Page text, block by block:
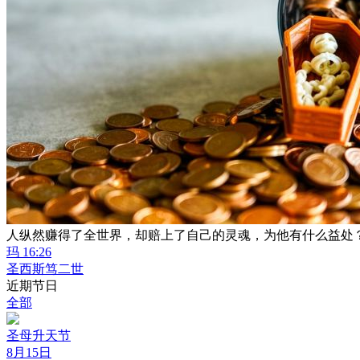
人纵然赚得了全世界，却赔上了自己的灵魂，为他有什么益处
玛 16:26
圣西斯笃二世
近期节日
全部
圣母升天节
8月15日